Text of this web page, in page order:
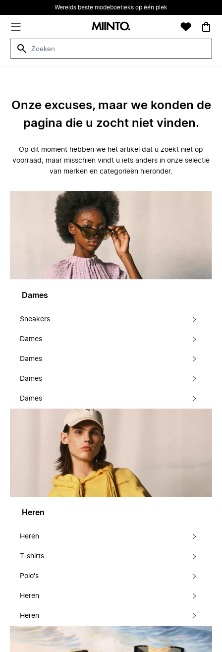
Werelds beste modeboetieks op één plek
Onze excuses, maar we konden de
pagina die u zocht niet vinden.
Op dit moment hebben we het artikel dat u zoekt niet op
voorraad, maar misschien vindt u iets anders in onze selectie
van merken en categorieën hieronder.
Dames
Sneakers
Dames
Dames
Dames
Dames
Heren
Heren
T-shirts
Polo's
Heren
Heren